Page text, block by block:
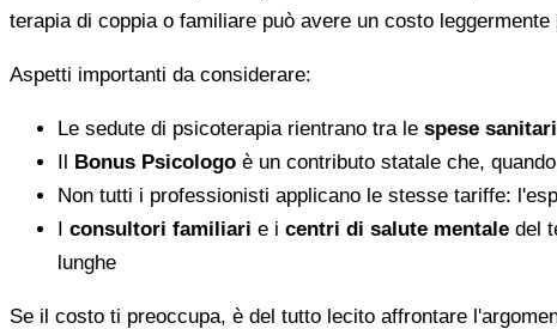
terapia di coppia o familiare può avere un costo leggermente
Aspetti importanti da considerare:
Le sedute di psicoterapia rientrano tra le spese
Il Bonus Psicologo è un contributo statale che,
Non tutti i professionisti applicano le stesse tariffe:
I consultori familiari e i centri di salute mentale del
lunghe
Se il costo ti preoccupa, è del tutto lecito affrontare